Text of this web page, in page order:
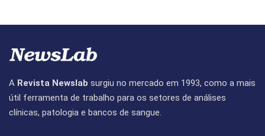
A Revista Newslab surgiu no mercado em 1993, como a mais
útil ferramenta de trabalho para os setores de análises
clínicas, patologia e bancos de sangue.